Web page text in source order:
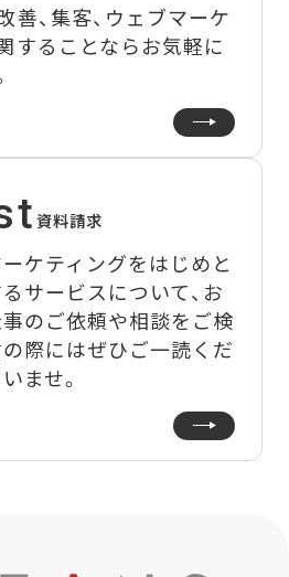
善、集客、ウェブマーケ
することならお気軽に
資料請求
ケティングをはじめと
サービスについて、 お
のご依頼や相談をご検
際にはぜひご一読くだ
ませ。